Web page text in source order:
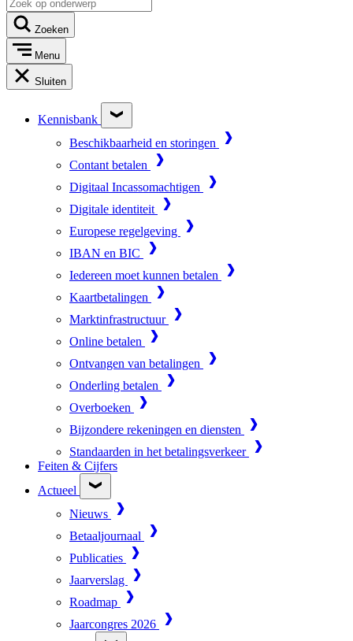
Zoeken
Menu
Sluiten
Kennisbank
Beschikbaarheid en storingen
Contant betalen
Digitaal Incassomachtigen
Digitale identiteit
Europese regelgeving
IBAN en BIC
Iedereen moet kunnen betalen
Kaartbetalingen
Marktinfrastructuur
Online betalen
Ontvangen van betalingen
Onderling betalen
Overboeken
Bijzondere rekeningen en diensten
Standaarden in het betalingsverkeer
Feiten & Cijfers
Actueel
Nieuws
Betaaljournaal
Publicaties
Jaarverslag
Roadmap
Jaarcongres 2026